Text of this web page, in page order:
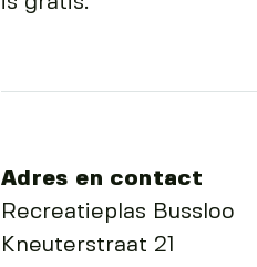
Adres en contact
Recreatieplas Bussloo
Kneuterstraat 21